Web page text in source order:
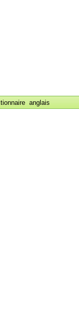
anglais